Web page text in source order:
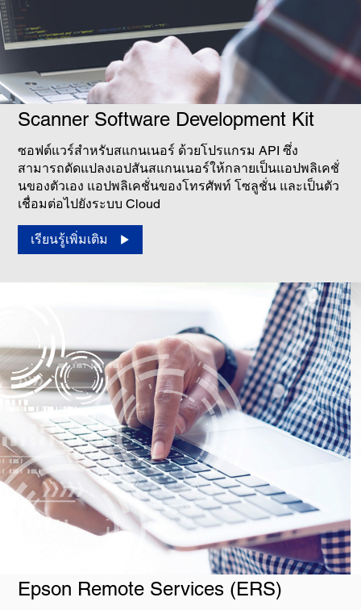
Scanner Software Development Kit
ซอฟต์แวร์สำหรับสแกนเนอร์ ด้วยโปรแกรม API ซึ่ง
สามารถดัดแปลงเอปสันสแกนเนอร์ให้กลายเป็นแอปพลิเคชั่
นของตัวเอง แอปพลิเคชั่นของโทรศัพท์ โซลูชั่น และเป็นตัว
เชื่อมต่อไปยังระบบ Cloud
เรียนรู้เพิ่มเติม
Epson Remote Services (ERS)